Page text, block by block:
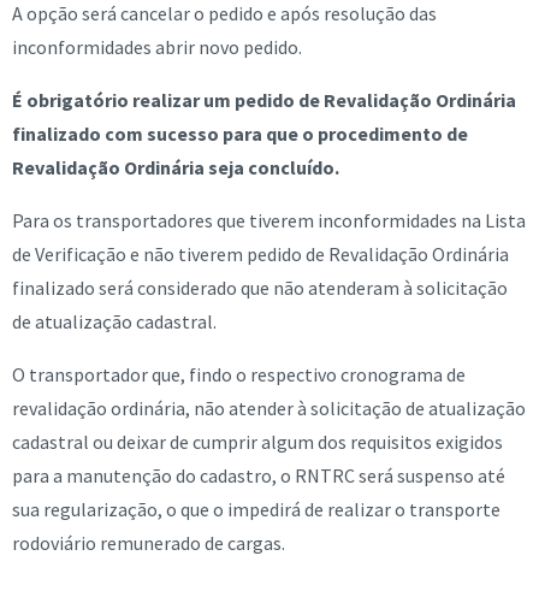
A opção será cancelar o pedido e após resolução das
inconformidades abrir novo pedido.
É obrigatório realizar um pedido de Revalidação Ordinária
finalizado com sucesso para que o procedimento de
Revalidação Ordinária seja concluído.
Para os transportadores que tiverem inconformidades na Lista
de Verificação e não tiverem pedido de Revalidação Ordinária
finalizado será considerado que não atenderam à solicitação
de atualização cadastral.
O transportador que, findo o respectivo cronograma de
revalidação ordinária, não atender à solicitação de atualização
cadastral ou deixar de cumprir algum dos requisitos exigidos
para a manutenção do cadastro, o RNTRC será suspenso até
sua regularização, o que o impedirá de realizar o transporte
rodoviário remunerado de cargas.